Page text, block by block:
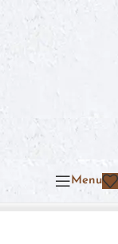
Menu